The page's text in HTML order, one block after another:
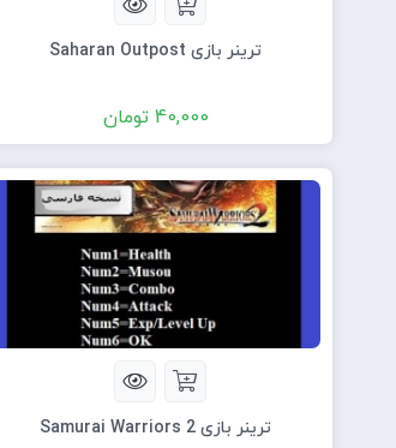
ترینر بازی Saharan Outpost
40,000 تومان
ترینر بازی Samurai Warriors 2